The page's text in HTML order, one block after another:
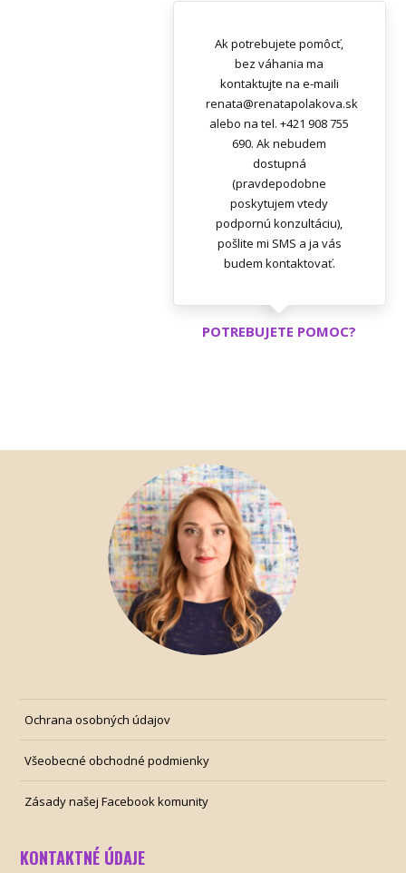
Ak potrebujete pomôcť,
bez váhania ma
kontaktujte na e-maili
renata@renatapolakova.sk
alebo na tel. +421 908 755
690. Ak nebudem
dostupná
(pravdepodobne
poskytujem vtedy
podpornú konzultáciu),
pošlite mi SMS a ja vás
budem kontaktovať.
POTREBUJETE POMOC?
Ochrana osobných údajov
Všeobecné obchodné podmienky
Zásady našej Facebook komunity
KONTAKTNÉ ÚDAJE